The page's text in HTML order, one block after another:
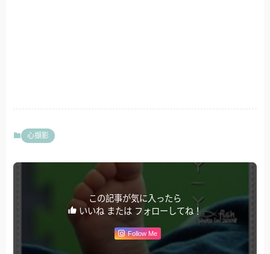
心擷影
この記事が気に入ったら
いいね または フォローしてね！
Follow Me